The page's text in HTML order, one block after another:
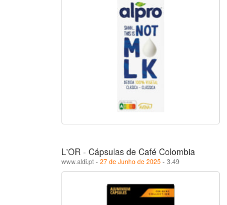
L'OR - Cápsulas de Café Colombia
www.aldi.pt - 27 de Junho de 2025 - 3.49